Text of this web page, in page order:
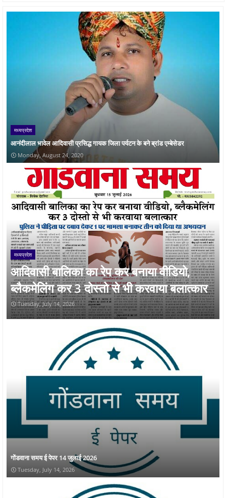
गोंडवाना समय ई पेपर 02 अगस्त 2026
मध्यप्रदेश
आनंदीलाल भावेल आदिवासी प्रसिद्ध गायक जिला पर्यटन के बने ब्रांड एम्बेसेडर
Monday, August 24, 2020
मध्यप्रदेश
आदिवासी बालिका का रेप कर बनाया वीडियो,
ब्लैकमेलिंग कर 3 दोस्तो से भी करवाया बलात्कार
Tuesday, July 14, 2026
गोंडवाना समय ई पेपर 14 जुलाई 2026
Tuesday, July 14, 2026